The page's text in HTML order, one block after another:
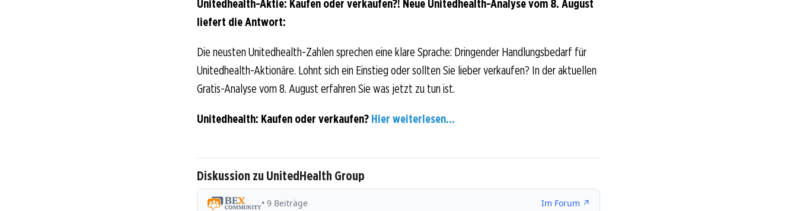
Unitedhealth-Aktie: Kaufen oder verkaufen?! Neue Unitedhealth-Analyse vom 8. August
liefert die Antwort:
Die neusten Unitedhealth-Zahlen sprechen eine klare Sprache: Dringender Handlungsbedarf für
Unitedhealth-Aktionäre. Lohnt sich ein Einstieg oder sollten Sie lieber verkaufen? In der aktuellen
Gratis-Analyse vom 8. August erfahren Sie was jetzt zu tun ist.
Unitedhealth: Kaufen oder verkaufen? Hier weiterlesen...
Diskussion zu UnitedHealth Group